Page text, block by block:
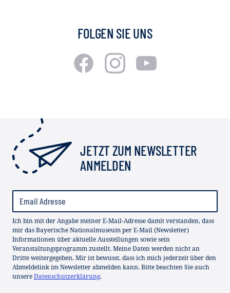
FOLGEN SIE UNS
JETZT ZUM NEWSLETTER
ANMELDEN
Ich bin mit der Angabe meiner E-Mail-Adresse damit verstanden, dass
mir das Bayerische Nationalmuseum per E-Mail (Newsletter)
Informationen über aktuelle Ausstellungen sowie sein
Veranstaltungsprogramm zustellt. Meine Daten werden nicht an
Dritte weitergegeben. Mir ist bewusst, dass ich mich jederzeit über den
Abmeldelink im Newsletter abmelden kann. Bitte beachten Sie auch
unsereDatenschutzerklärung.